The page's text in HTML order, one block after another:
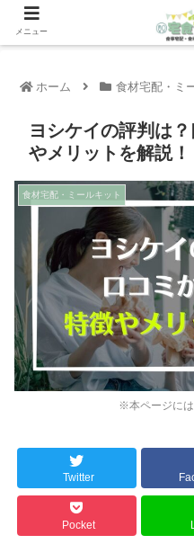
ホーム 食材宅配・ミ
ヨシケイの評判は
やメリットを解説！
※本ページには
食材宅配・ミールキット
Twitter
Pocket
メニュー